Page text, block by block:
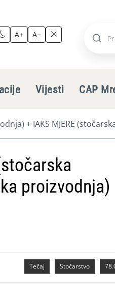
A+ A−
Vijesti CAP
+ IAKS MJERE
proizvodnja)
Stočarstvo
Tečaj